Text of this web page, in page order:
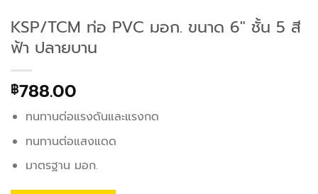
KSP/TCM ท่อ PVC มอก. ขนาด 6″ ชั้น 5 สี
ฟ้า ปลายบาน
฿788.00
ทนทานต่อแรงดันและแรงกด
ทนทานต่อแสงแดด
มาตรฐาน มอก.